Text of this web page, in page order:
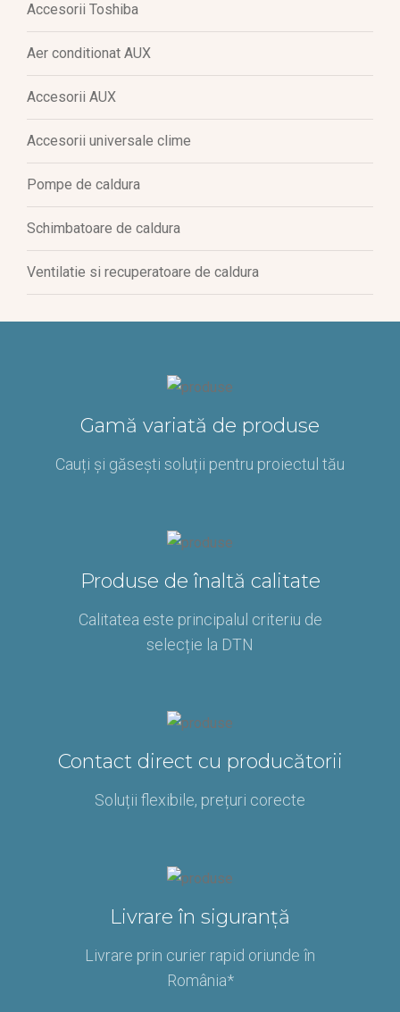
Accesorii Toshiba
Aer conditionat AUX
Accesorii AUX
Accesorii universale clime
Pompe de caldura
Schimbatoare de caldura
Ventilatie si recuperatoare de caldura
Gamă variată de produse
Cauți și găsești soluții pentru proiectul tău
Produse de înaltă calitate
Calitatea este principalul criteriu de
selecție la DTN
Contact direct cu producătorii
Soluții flexibile, prețuri corecte
Livrare în siguranță
Livrare prin curier rapid oriunde în
România*